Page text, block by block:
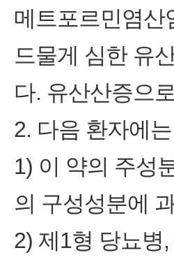
메트포르민염산
드물게 심한 유
다. 유산산증으
2. 다음 환자에
1) 이 약의 주성
의 구성성분에
2) 제1형 당뇨병